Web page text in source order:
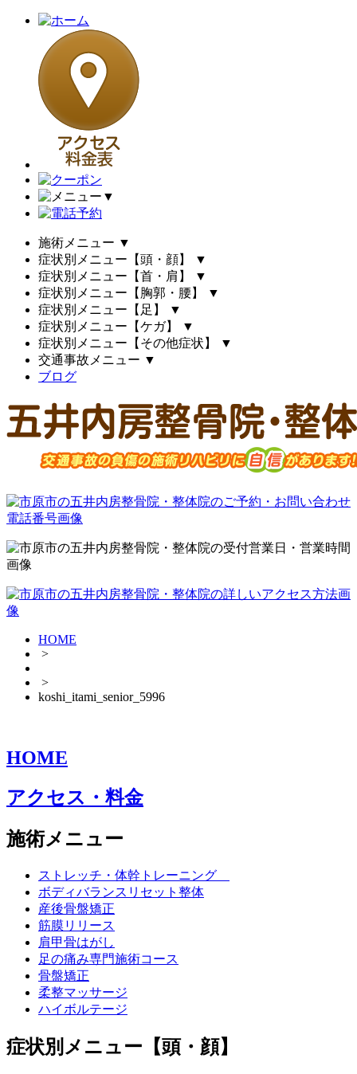
▼
施術メニュー ▼
症状別メニュー【頭・顔】
▼
症状別メニュー【首・肩】
▼
症状別メニュー【胸郭・腰】
▼
症状別メニュー【足】
▼
症状別メニュー【ケガ】
▼
症状別メニュー【その他症状】
▼
交通事故メニュー ▼
ブログ
HOME
>
>
koshi_itami_senior_5996
HOME
アクセス・料金
施術メニュー
ストレッチ・体幹トレーニング
ボディバランスリセット整体
産後骨盤矯正
筋膜リリース
肩甲骨はがし
足の痛み専門施術コース
骨盤矯正
柔整マッサージ
ハイボルテージ
症状別メニュー【頭・顔】